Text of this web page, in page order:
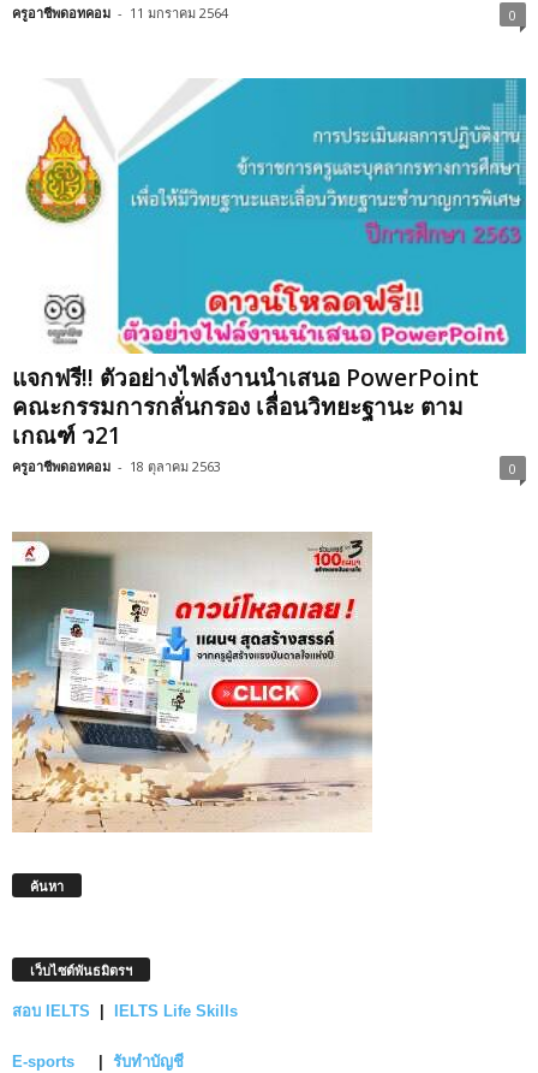
ครูอาชีพดอทคอม - 11 มกราคม 2564 0
แจกฟรี!! ตัวอย่างไฟล์งานนำเสนอ PowerPoint
คณะกรรมการกลั่นกรอง เลื่อนวิทยะฐานะ ตาม
เกณฑ์ ว21
ครูอาชีพดอทคอม - 18 ตุลาคม 2563 0
ค้นหา
เว็บไซต์พันธมิตรฯ
สอบ IELTS IELTS Life Skills
E-sports รับทำบัญชี